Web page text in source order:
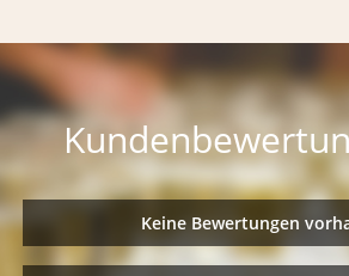
Keine Bewertungen